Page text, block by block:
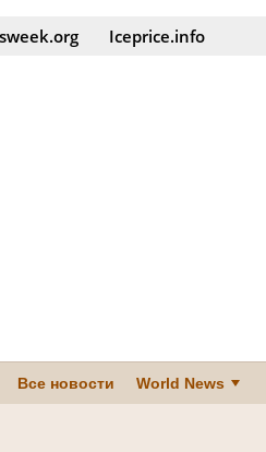
Iceprice.info
Все новости World News